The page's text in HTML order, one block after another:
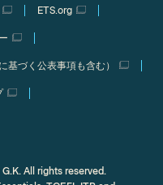
ETS.org
基づく公表事項も含む）
All rights reserved.